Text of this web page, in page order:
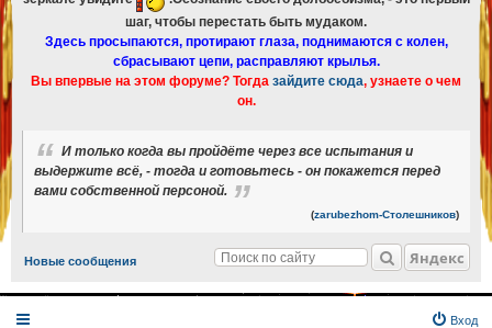
шаг, чтобы перестать быть мудаком.
Здесь просыпаются, протирают глаза, поднимаются с колен,
сбрасывают цепи, расправляют крылья.
Вы впервые на этом форуме? Тогда зайдите сюда, узнаете о чем
он.
И только когда вы пройдёте через все испытания и
выдержите всё, - тогда и готовьтесь - он покажется перед
вами собственной персоной.
(zarubezhom-Столешников)
Новые сообщения Яндекс
Вход